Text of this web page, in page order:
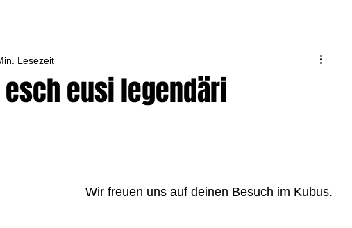
eusi legendäri
Lesezeit
Wir freuen uns auf deinen Besuch im Kubus.